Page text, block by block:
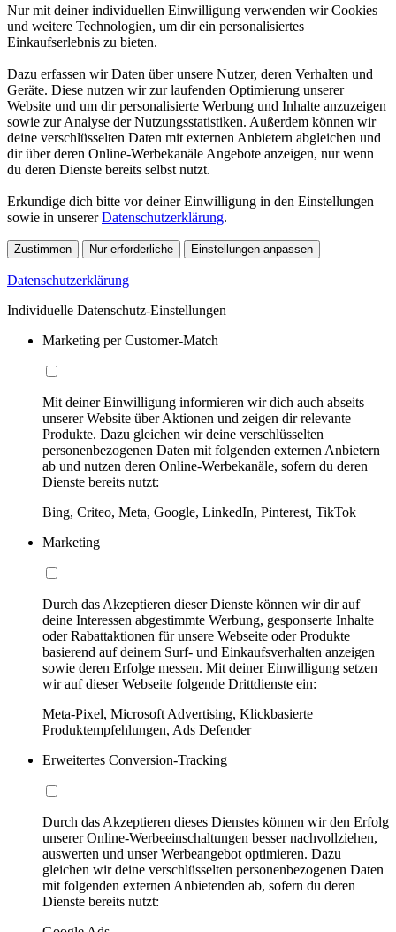
Nur mit deiner individuellen Einwilligung verwenden wir Cookies
und weitere Technologien, um dir ein personalisiertes
Einkaufserlebnis zu bieten.
Dazu erfassen wir Daten über unsere Nutzer, deren Verhalten und
Geräte. Diese nutzen wir zur laufenden Optimierung unserer
Website und um dir personalisierte Werbung und Inhalte anzuzeigen
sowie zur Analyse der Nutzungsstatistiken. Außerdem können wir
deine verschlüsselten Daten mit externen Anbietern abgleichen und
dir über deren Online-Werbekanäle Angebote anzeigen, nur wenn
du deren Dienste bereits selbst nutzt.
Erkundige dich bitte vor deiner Einwilligung in den Einstellungen
sowie in unsererDatenschutzerklärung.
Zustimmen Nur erforderliche Einstellungen anpassen
Datenschutzerklärung
Individuelle Datenschutz-Einstellungen
Marketing per Customer-Match
Mit deiner Einwilligung informieren wir dich auch abseits
unserer Website über Aktionen und zeigen dir relevante
Produkte. Dazu gleichen wir deine verschlüsselten
personenbezogenen Daten mit folgenden externen Anbietern
ab und nutzen deren Online-Werbekanäle, sofern du deren
Dienste bereits nutzt:
Bing, Criteo, Meta, Google, LinkedIn, Pinterest, TikTok
Marketing
Durch das Akzeptieren dieser Dienste können wir dir auf
deine Interessen abgestimmte Werbung, gesponserte Inhalte
oder Rabattaktionen für unsere Webseite oder Produkte
basierend auf deinem Surf- und Einkaufsverhalten anzeigen
sowie deren Erfolge messen. Mit deiner Einwilligung setzen
wir auf dieser Webseite folgende Drittdienste ein:
Meta-Pixel, Microsoft Advertising, Klickbasierte
Produktempfehlungen, Ads Defender
Erweitertes Conversion-Tracking
Durch das Akzeptieren dieses Dienstes können wir den Erfolg
unserer Online-Werbeeinschaltungen besser nachvollziehen,
auswerten und unser Werbeangebot optimieren. Dazu
gleichen wir deine verschlüsselten personenbezogenen Daten
mit folgenden externen Anbietenden ab, sofern du deren
Dienste bereits nutzt: